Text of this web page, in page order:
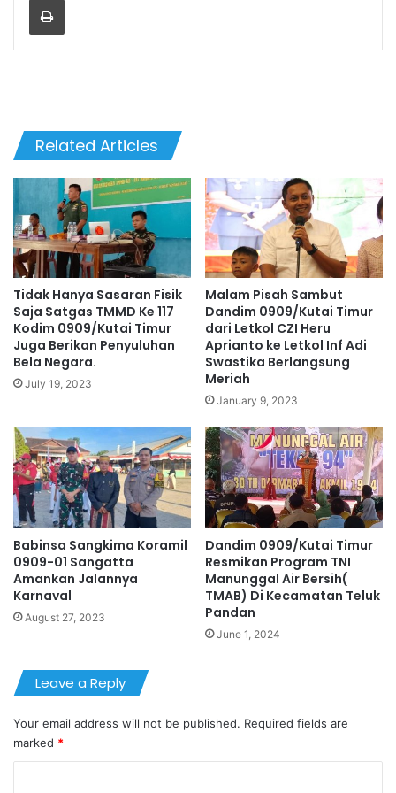
Related Articles
Tidak Hanya Sasaran Fisik
Saja Satgas TMMD Ke 117
Kodim 0909/Kutai Timur
Juga Berikan Penyuluhan
Bela Negara.
July 19, 2023
Malam Pisah Sambut
Dandim 0909/Kutai Timur
dari Letkol CZI Heru
Aprianto ke Letkol Inf Adi
Swastika Berlangsung
Meriah
January 9, 2023
Babinsa Sangkima Koramil
0909-01 Sangatta
Amankan Jalannya
Karnaval
August 27, 2023
Dandim 0909/Kutai Timur
Resmikan Program TNI
Manunggal Air Bersih(
TMAB) Di Kecamatan Teluk
Pandan
June 1, 2024
Leave a Reply
Your email address will not be published. Required fields are
marked *